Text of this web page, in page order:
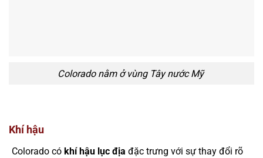
Colorado nằm ở vùng Tây nước Mỹ
Khí hậu
Colorado có khí hậu lục địa đặc trưng với sự thay đổi rõ